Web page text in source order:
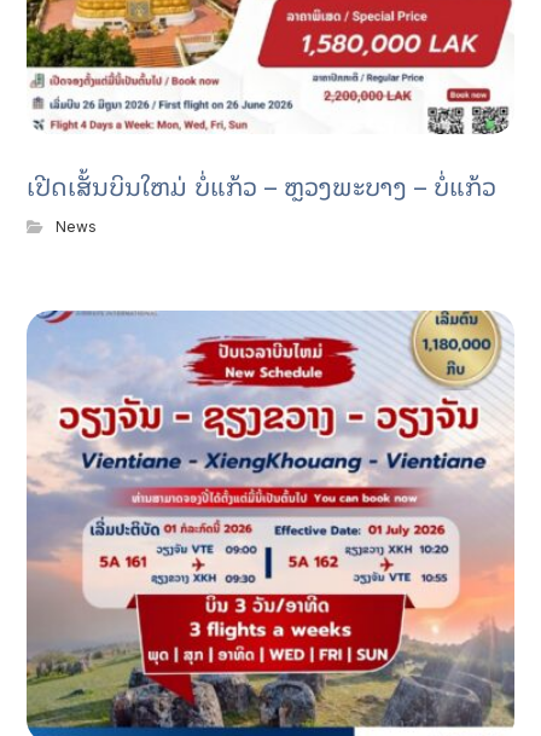
ເປີດເສັ້ນບິນໃຫມ່ ບໍ່ແກ້ວ – ຫຼວງພະບາງ – ບໍ່ແກ້ວ
News